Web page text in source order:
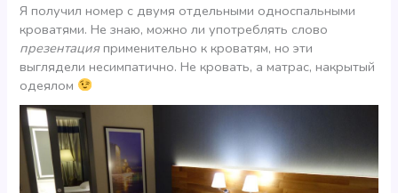
Я получил номер с двумя отдельными односпальными
кроватями. Не знаю, можно ли употреблять слово
презентацияприменительно к кроватям, но эти
выглядели несимпатично. Не кровать, а матрас, накрытый
одеялом